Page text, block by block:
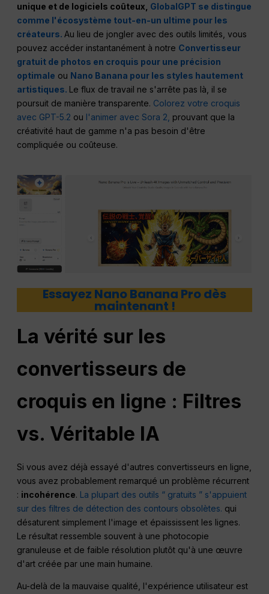
unique et de logiciels coûteux, GlobalGPT se distingue
comme l'écosystème tout-en-un ultime pour les
créateurs.Au lieu de jongler avec des outils limités, vous
pouvez accéder instantanément à notre Convertisseur
gratuit de photos en croquis pour une précision
optimale ou Nano Banana pour les styles hautement
artistiques. Le flux de travail ne s'arrête pas là, il se
poursuit de manière transparente. Colorez votre croquis
avec GPT-5.2 ou l'animer avec Sora 2, prouvant que la
créativité haut de gamme n'a pas besoin d'être
compliquée ou coûteuse.
Essayez Nano Banana Pro dès
maintenant !
La vérité sur les
convertisseurs de
croquis en ligne : Filtres
vs. Véritable IA
Si vous avez déjà essayé d'autres convertisseurs en ligne,
vous avez probablement remarqué un problème récurrent
: incohérence. La plupart des outils “ gratuits ” s'appuient
sur des filtres de détection des contours obsolètes. qui
désaturent simplement l'image et épaississent les lignes.
Le résultat ressemble souvent à une photocopie
granuleuse et de faible résolution plutôt qu'à une œuvre
d'art créée par une main humaine.
Au-delà de la mauvaise qualité, l'expérience utilisateur est